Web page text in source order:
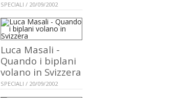
SPECIALI / 20/09/2002
Luca Masali -
Quando i biplani
volano in Svizzera
SPECIALI / 20/09/2002